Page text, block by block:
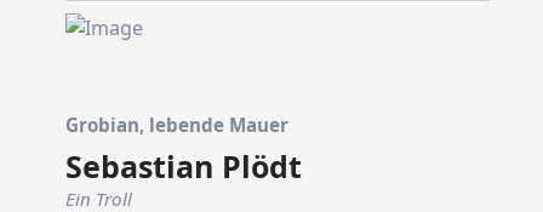
Grobian, lebende Mauer
Sebastian Plödt
Ein Troll